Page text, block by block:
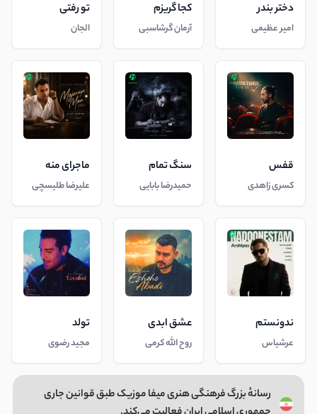
دختر بندر
امیر عظیمی
کجا گریزم
آرمان گرشاسبی
تو رفتی
الجان
قفس
کسری زاهدی
سنگ تمام
حمیدرضا بابایی
ماجرای منه
علیرضا طلیسچی
ندونستم
عرشیاس
عشق ابدی
روح الله کرمی
تولد
مجید رضوی
رسانهٔ بزرگ فرهنگی هنری میفا موزیک طبق قوانین جاری